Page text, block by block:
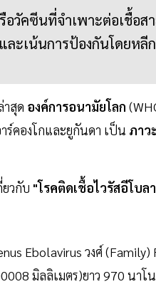
วัคซีนที่จำเพาะต่อเชื้อส
ะเน้นการป้องกันโดยหลี
สุด องค์การอนามัยโลก
ร์คองโกและยูกันดา เป็น ภาว
วกับ "โรคติดเชื้อไวรัสอีโบล
Ebolavirus วงศ์
มิลลิเมตร)ยาว 970 นาโ